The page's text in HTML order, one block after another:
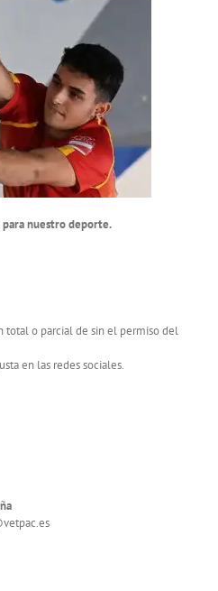
nuestro deporte.
total o parcial de sin el permiso del
en las redes sociales.